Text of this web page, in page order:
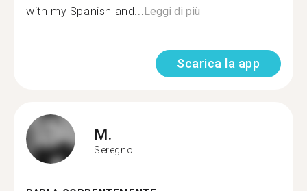
with my Spanish and...Leggi di più
Scarica la app
M.
Seregno